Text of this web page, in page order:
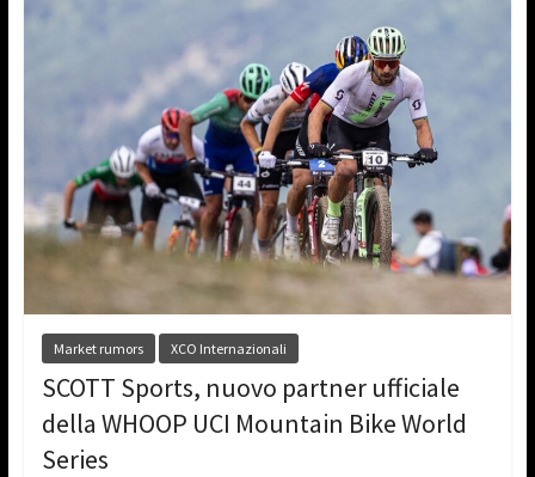
Market rumors XCO Internazionali
SCOTT Sports, nuovo partner ufficiale
della WHOOP UCI Mountain Bike World
Series